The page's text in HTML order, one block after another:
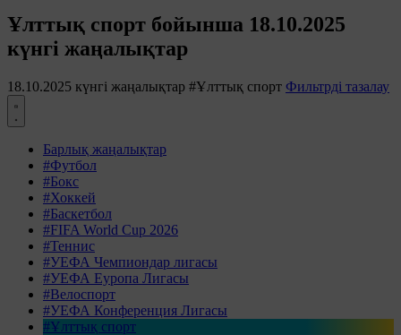
Ұлттық спорт бойынша 18.10.2025
күнгі жаңалықтар
18.10.2025 күнгі жаңалықтар #Ұлттық спорт Фильтрді тазалау
Барлық жаңалықтар
#Футбол
#Бокс
#Хоккей
#Баскетбол
#FIFA World Cup 2026
#Теннис
#УЕФА Чемпиондар лигасы
#УЕФА Еуропа Лигасы
#Велоспорт
#УЕФА Конференция Лигасы
#Ұлттық спорт